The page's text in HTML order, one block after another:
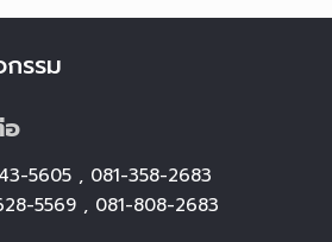
รรม
5605 , 081-358-2683
5569 , 081-808-2683